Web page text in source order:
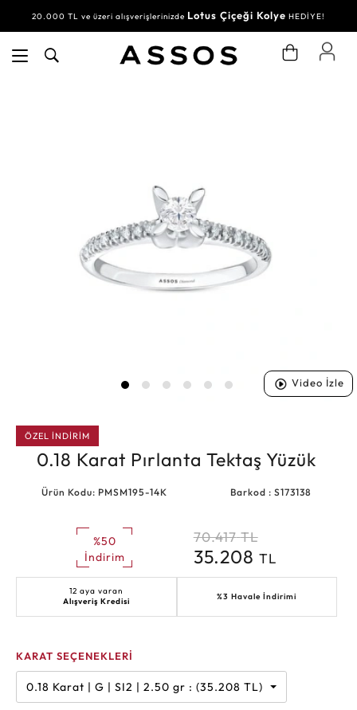
20.000 TL ve üzeri alışverişlerinizde Lotus Çiçeği Kolye HEDİYE!
Video İzle
ÖZEL İNDİRİM
0.18 Karat Pırlanta Tektaş Yüzük
Ürün Kodu: PMSM195-14K Barkod : S173138
%50
İndirim
70.417 TL
35.208 TL
12 aya varan
Alışveriş Kredisi
%3 Havale İndirimi
KARAT SEÇENEKLERİ
0.18 Karat | G | SI2 | 2.50 gr : (35.208 TL)